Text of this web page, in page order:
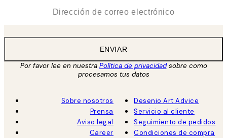
ENVIAR
Por favor lee en nuestra Política de privacidadsobre como
procesamos tus datos
Sobre nosotros
Prensa
Aviso legal
Career
Desenio Art Advice
Servicio al cliente
Seguimiento de pedidos
Condiciones de compra